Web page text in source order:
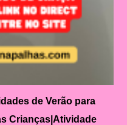
de Verão para
Crianças|Atividade